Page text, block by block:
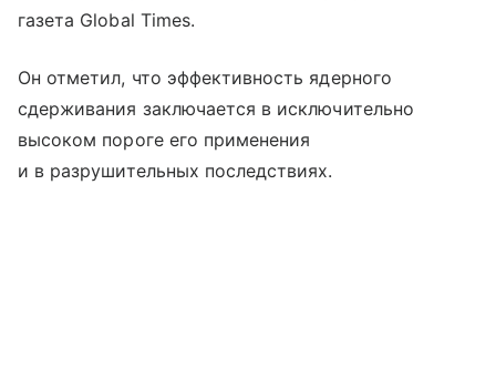
газета Global Times.
Он отметил, что эффективность ядерного
сдерживания заключается в исключительно
высоком пороге его применения
и в разрушительных последствиях.